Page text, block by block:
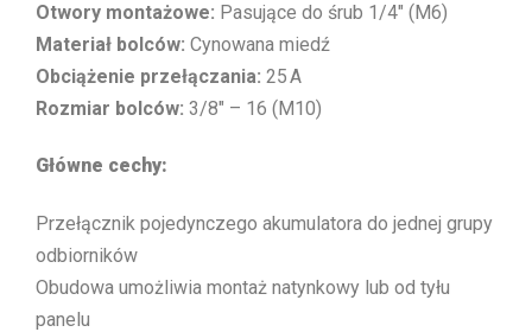
Otwory montażowe: Pasujące do śrub 1/4″ (M6)
Materiał bolców: Cynowana miedź
Obciążenie przełączania: 25 A
Rozmiar bolców: 3/8″ – 16 (M10)
Główne cechy:
Przełącznik pojedynczego akumulatora do jednej grupy
odbiorników
Obudowa umożliwia montaż natynkowy lub od tyłu
panelu